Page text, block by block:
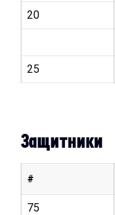
20
25
Защитники
#
75